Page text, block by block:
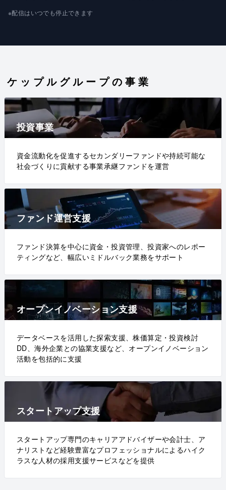
※配信はいつでも停止できます
ケップルグループの事業
投資事業
資金流動化を促進するセカンダリーファンドや持続可能な
社会づくりに貢献する事業承継ファンドを運営
ファンド運営支援
ファンド決算を中心に資金・投資管理、投資家へのレポー
ティングなど、幅広いミドルバック業務をサポート
オープンイノベーション支援
データベースを活用した探索支援、株価算定・投資検討
DD、海外企業との協業支援など、オープンイノベーション
活動を包括的に支援
スタートアップ支援
スタートアップ専門のキャリアアドバイザーや会計士、ア
ナリストなど経験豊富なプロフェッショナルによるハイク
ラスな人材の採用支援サービスなどを提供